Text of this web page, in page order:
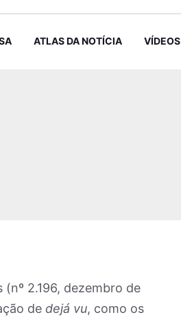
ATLAS DA NOTÍCIA VÍDEOS
(nº 2.196, dezembro de
de dejá vu, como os